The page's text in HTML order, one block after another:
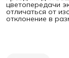
цветопередачи
отличаться от
отклонение в